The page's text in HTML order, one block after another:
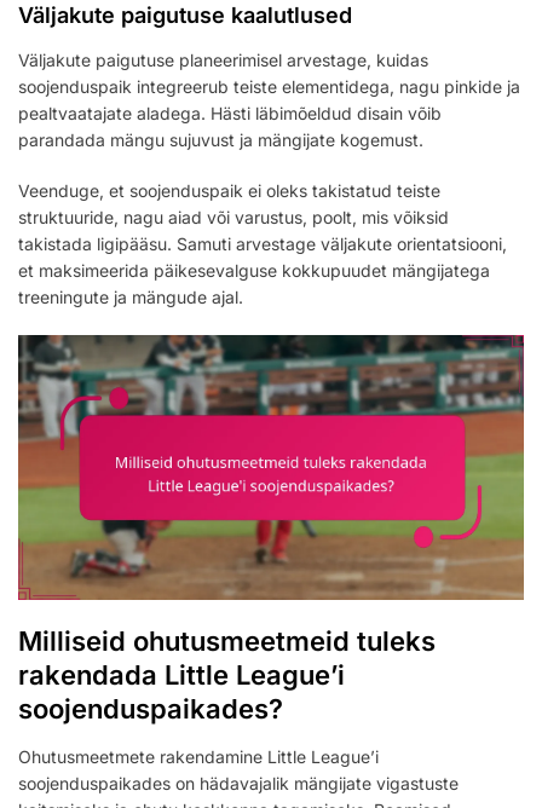
Väljakute paigutuse kaalutlused
Väljakute paigutuse planeerimisel arvestage, kuidas
soojenduspaik integreerub teiste elementidega, nagu pinkide ja
pealtvaatajate aladega. Hästi läbimõeldud disain võib
parandada mängu sujuvust ja mängijate kogemust.
Veenduge, et soojenduspaik ei oleks takistatud teiste
struktuuride, nagu aiad või varustus, poolt, mis võiksid
takistada ligipääsu. Samuti arvestage väljakute orientatsiooni,
et maksimeerida päikesevalguse kokkupuudet mängijatega
treeningute ja mängude ajal.
Milliseid ohutusmeetmeid tuleks
rakendada Little League’i
soojenduspaikades?
Ohutusmeetmete rakendamine Little League’i
soojenduspaikades on hädavajalik mängijate vigastuste